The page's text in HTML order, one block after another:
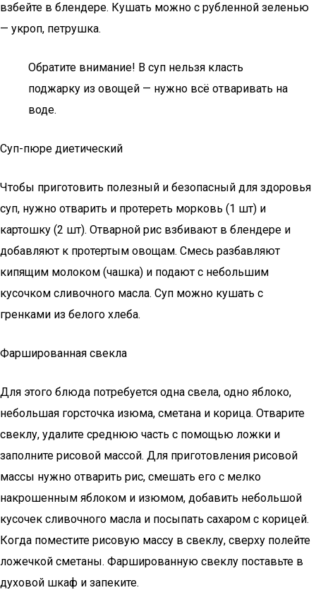
взбейте в блендере. Кушать можно с рубленной зеленью
— укроп, петрушка.
Обратите внимание! В суп нельзя класть
поджарку из овощей — нужно всё отваривать на
воде.
Суп-пюре диетический
Чтобы приготовить полезный и безопасный для здоровья
суп, нужно отварить и протереть морковь (1 шт) и
картошку (2 шт). Отварной рис взбивают в блендере и
добавляют к протертым овощам. Смесь разбавляют
кипящим молоком (чашка) и подают с небольшим
кусочком сливочного масла. Суп можно кушать с
гренками из белого хлеба.
Фаршированная свекла
Для этого блюда потребуется одна свела, одно яблоко,
небольшая горсточка изюма, сметана и корица. Отварите
свеклу, удалите среднюю часть с помощью ложки и
заполните рисовой массой. Для приготовления рисовой
массы нужно отварить рис, смешать его с мелко
накрошенным яблоком и изюмом, добавить небольшой
кусочек сливочного масла и посыпать сахаром с корицей.
Когда поместите рисовую массу в свеклу, сверху полейте
ложечкой сметаны. Фаршированную свеклу поставьте в
духовой шкаф и запеките.